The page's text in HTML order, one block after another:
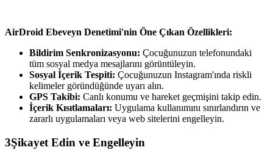
AirDroid Ebeveyn Denetimi'nin Öne Çıkan Özellikleri:
Bildirim Senkronizasyonu: Çocuğunuzun telefonundaki
tüm sosyal medya mesajlarını görüntüleyin.
Sosyal İçerik Tespiti: Çocuğunuzun Instagram'ında riskli
kelimeler göründüğünde uyarı alın.
GPS Takibi: Canlı konumu ve hareket geçmişini takip edin.
İçerik Kısıtlamaları: Uygulama kullanımını sınırlandırın ve
zararlı uygulamaları veya web sitelerini engelleyin.
3Şikayet Edin ve Engelleyin